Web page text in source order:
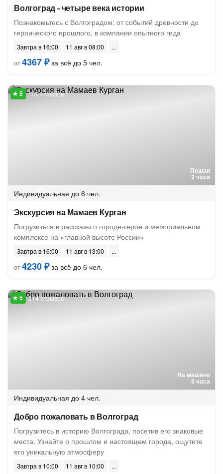
Волгоград - четыре века истории
Познакомьтесь с Волгоградом: от событий древности до
героического прошлого, в компании опытного гида
Завтра в 16:00
11 авг в 08:00
от4367 ₽за всё до 5 чел.
Пешая
2 часа
109 отзывов
Индивидуальная до 6 чел.
Экскурсия на Мамаев Курган
Погрузиться в рассказы о городе-герое и мемориальном
комплексе на «главной высоте России»
Завтра в 16:00
11 авг в 13:00
от4230 ₽за всё до 6 чел.
На машине
3 часа
214 отзывов
Индивидуальная до 4 чел.
Добро пожаловать в Волгоград
Погрузитесь в историю Волгограда, посетив его знаковые
места. Узнайте о прошлом и настоящем города, ощутите
его уникальную атмосферу
Завтра в 10:00
11 авг в 10:00